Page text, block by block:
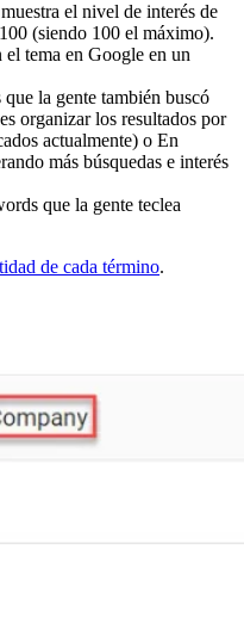
el nivel de interés de
(siendo 100 el máximo).
el tema en Google en un
que la gente también buscó
organizar los resultados por
actualmente) o En
más búsquedas e interés
que la gente teclea
de cada término.